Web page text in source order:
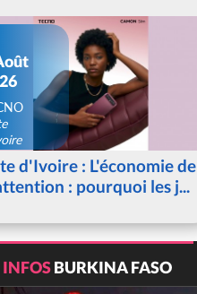
d'Ivoire : L'économie de
: pourquoi les j...
INFOSBURKINA FASO